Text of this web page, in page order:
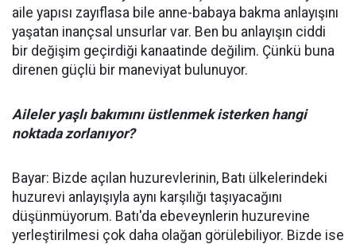
aile yapısı zayıflasa bile anne-babaya bakma anlayışını
yaşatan inançsal unsurlar var. Ben bu anlayışın ciddi
bir değişim geçirdiği kanaatinde değilim. Çünkü buna
direnen güçlü bir maneviyat bulunuyor.
Aileler yaşlı bakımını üstlenmek isterken hangi
noktada zorlanıyor?
Bayar: Bizde açılan huzurevlerinin, Batı ülkelerindeki
huzurevi anlayışıyla aynı karşılığı taşıyacağını
düşünmüyorum. Batı'da ebeveynlerin huzurevine
yerleştirilmesi çok daha olağan görülebiliyor. Bizde ise